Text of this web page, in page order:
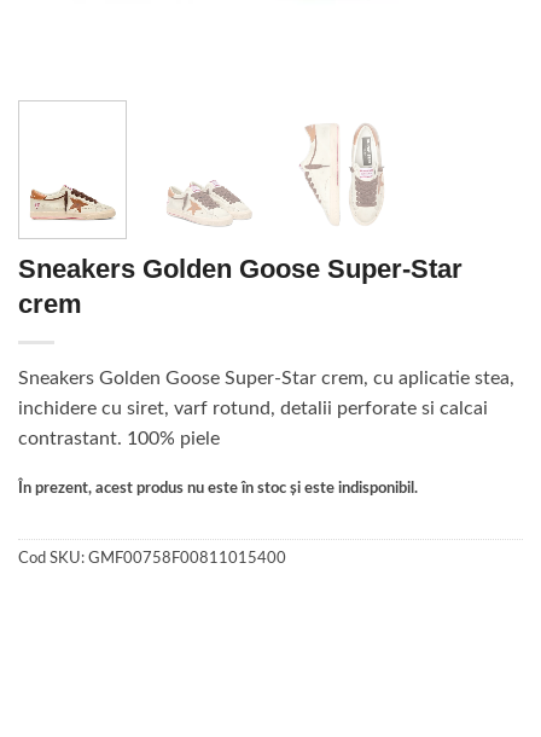
Sneakers Golden Goose Super-Star
crem
Sneakers Golden Goose Super-Star crem, cu aplicatie stea,
inchidere cu siret, varf rotund, detalii perforate si calcai
contrastant. 100% piele
În prezent, acest produs nu este în stoc și este indisponibil.
Cod SKU: GMF00758F00811015400